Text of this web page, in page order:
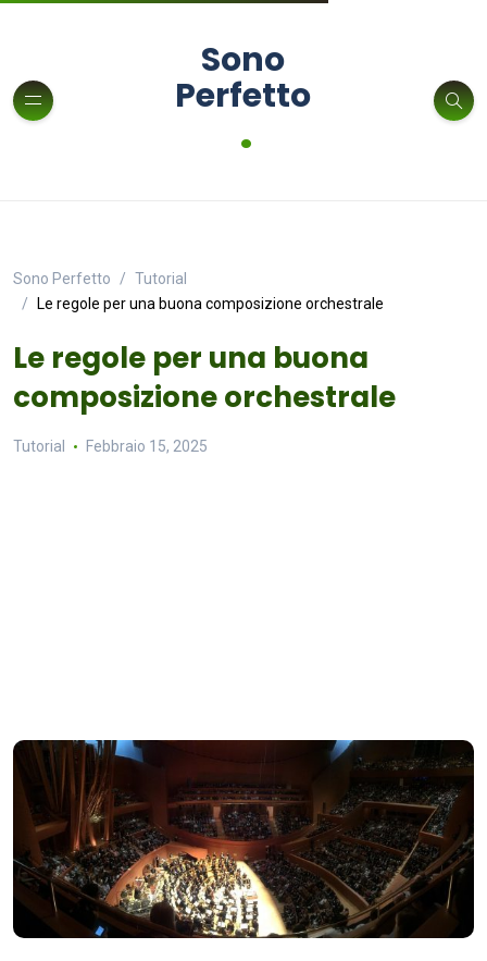
Sono
Perfetto
.
Sono Perfetto
Tutorial
Le regole per una buona composizione orchestrale
Le regole per una buona
composizione orchestrale
Tutorial Febbraio 15, 2025